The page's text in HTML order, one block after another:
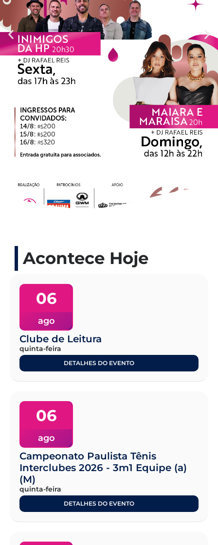
Acontece Hoje
06
ago
Clube de Leitura
quinta-feira
DETALHES DO EVENTO
06
ago
Campeonato Paulista Tênis
Interclubes 2026 - 3m1 Equipe (a)
(M)
quinta-feira
DETALHES DO EVENTO